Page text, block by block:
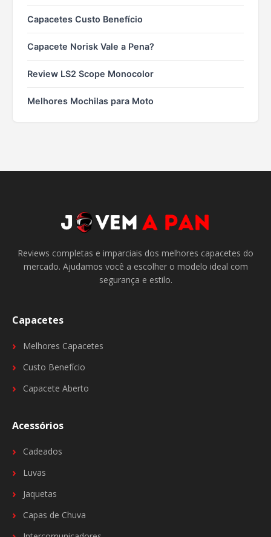
Capacetes Custo Benefício
Capacete Norisk Vale a Pena?
Review LS2 Scope Monocolor
Melhores Mochilas para Moto
Reviews completas e imparciais dos melhores capacetes do
mercado. Ajudamos você a escolher o modelo ideal com
segurança e estilo.
Capacetes
Melhores Capacetes
Custo Benefício
Capacete Aberto
Acessórios
Cadeados
Luvas
Jaquetas
Capas de Chuva